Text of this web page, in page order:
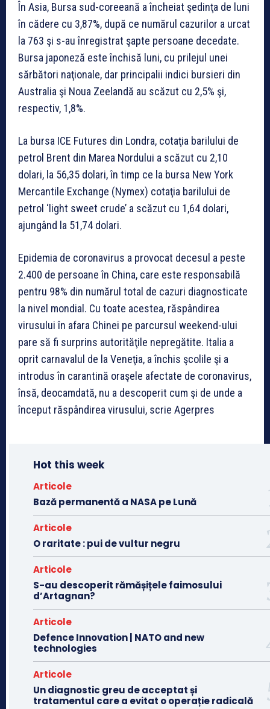
În Asia, Bursa sud-coreeană a încheiat şedinţa de luni
în cădere cu 3,87%, după ce numărul cazurilor a urcat
la 763 şi s-au înregistrat şapte persoane decedate.
Bursa japoneză este închisă luni, cu prilejul unei
sărbători naţionale, dar principalii indici bursieri din
Australia şi Noua Zeelandă au scăzut cu 2,5% şi,
respectiv, 1,8%.
La bursa ICE Futures din Londra, cotaţia barilului de
petrol Brent din Marea Nordului a scăzut cu 2,10
dolari, la 56,35 dolari, în timp ce la bursa New York
Mercantile Exchange (Nymex) cotaţia barilului de
petrol ‘light sweet crude’ a scăzut cu 1,64 dolari,
ajungând la 51,74 dolari.
Epidemia de coronavirus a provocat decesul a peste
2.400 de persoane în China, care este responsabilă
pentru 98% din numărul total de cazuri diagnosticate
la nivel mondial. Cu toate acestea, răspândirea
virusului în afara Chinei pe parcursul weekend-ului
pare să fi surprins autorităţile nepregătite. Italia a
oprit carnavalul de la Veneţia, a închis şcolile şi a
introdus în carantină oraşele afectate de coronavirus,
însă, deocamdată, nu a descoperit cum şi de unde a
început răspândirea virusului, scrie Agerpres
Hot this week
Articole
Bază permanentă a NASA pe Lună
Articole
O raritate : pui de vultur negru
Articole
S-au descoperit rămășițele faimosului
d’Artagnan?
Articole
Defence Innovation | NATO and new
technologies
Articole
Un diagnostic greu de acceptat și
tratamentul care a evitat o operație radicală